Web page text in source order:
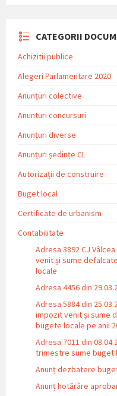
CATEGORII
Achizitii publice
Alegeri Parlamentare 2020
Anunțuri colective
Anunturi concursuri
Anunțuri diverse
Anunțuri ședințe CL
Autorizații de construire
Buget local
Certificate de urbanism
Contabilitate
Adresa 3892 CJ
venit și sume
locale
Adresa 4456 din
Adresa 5884 din
impozit venit și sume
bugete locale pe anii
Adresa 7011 din
trimestre sume buget
Anunț dezbatere
Anunț hotărâre